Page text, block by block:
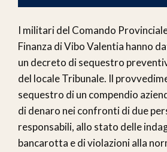
I militari del Comando
Finanza di Vibo Valentia hanno
un decreto di sequestro
del locale Tribunale. Il
sequestro di un compendio
di denaro nei confronti di due
responsabili, allo stato delle
bancarotta e di violazioni alla